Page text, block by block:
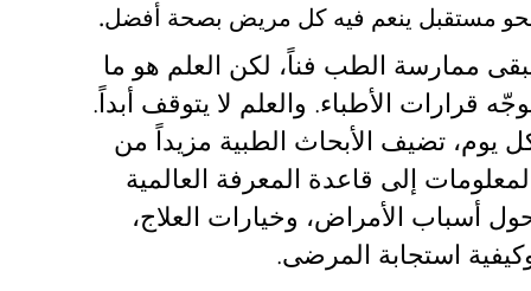
مستقبل ينعم فيه كل مريض بصحة أفضل.
ممارسة الطب فناً، لكن العلم هو ما
قرارات الأطباء. والعلم لا يتوقف أبداً.
يوم، تضيف الأبحاث الطبية مزيداً من
إلى قاعدة المعرفة العالمية
أسباب الأمراض، وخيارات العلاج،
استجابة المرضى.